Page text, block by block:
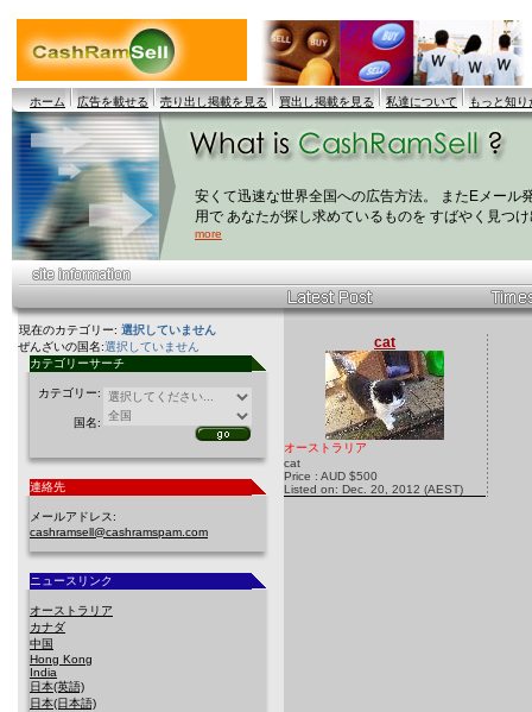
ホーム 広告を載せる 売り出し掲載を見る 買出し掲載を見る 私達について もっと知り
安くて迅速な世界全国への広告方法。 またEメール
用で あなたが探し求めているものを すばやく見つ
more
現在のカテゴリー: 選択していません
ぜんざいの国名:選択していません
カテゴリーサーチ
カテゴリー:
国名:
連絡先
メールアドレス:
cashramsell@cashramspam.com
ニュースリンク
オーストラリア
カナダ
中国
Hong Kong
India
日本(英語)
日本(日本語)
cat
オーストラリア
cat
Price : AUD $500
Listed on: Dec. 20, 2012 (AEST)